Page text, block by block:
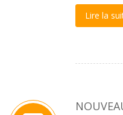
Lire la